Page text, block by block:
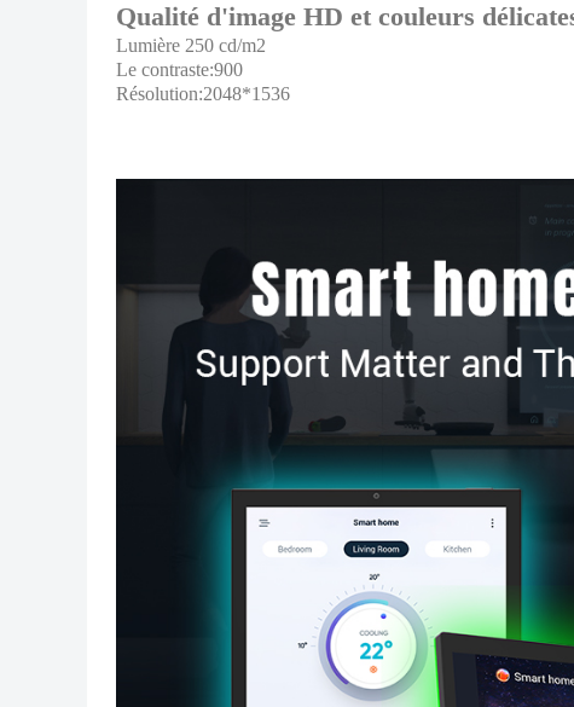
Qualité d'image HD et couleurs
Lumière 250 cd/m2
Le contraste:900
Résolution:2048*1536